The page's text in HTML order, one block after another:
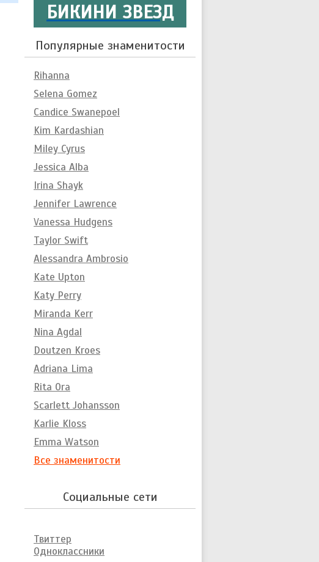
БИКИНИ ЗВЕЗД
Популярные знаменитости
Rihanna
Selena Gomez
Candice Swanepoel
Kim Kardashian
Miley Cyrus
Jessica Alba
Irina Shayk
Jennifer Lawrence
Vanessa Hudgens
Taylor Swift
Alessandra Ambrosio
Kate Upton
Katy Perry
Miranda Kerr
Nina Agdal
Doutzen Kroes
Adriana Lima
Rita Ora
Scarlett Johansson
Karlie Kloss
Emma Watson
Все знаменитости
Социальные сети
Твиттер
Одноклассники